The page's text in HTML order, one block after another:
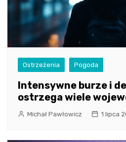
Ostrzeżenia Pogoda
Intensywne burze i
ostrzega wiele
Michał Pawłowicz 1 lipca